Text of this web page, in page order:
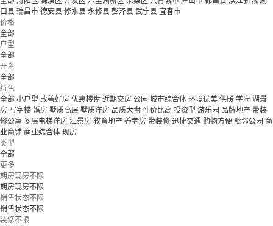
口县 瑞昌市 德安县 修水县 永修县 彭泽县 武宁县 宜春市
价格
全部
户型
全部
开盘
全部
特色
全部 小户型 改善好房 优惠楼盘 近期交房 公园 城市综合体 环境优美 供暖 学府 湖景
房 写字楼 婚房 墅质高层 墅质洋房 品质大盘 性价比高 投资型 游乐园 品牌地产 带装
修公寓 多层电梯洋房 江景房 教育地产 养老房 带装修 迅捷交通 购物方便 毗邻公园 商
业商铺 商业综合体 现房
类型
全部
更多
期房现房不限
期房现房不限
销售状态不限
销售状态不限
装修不限